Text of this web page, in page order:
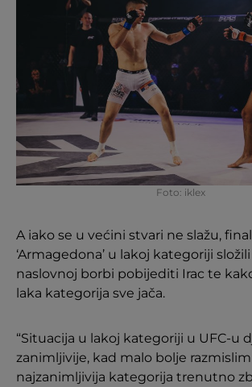
Foto: iklex
A iako se u većini stvari ne slažu,
‘Armagedona’ u lakoj kategoriji
naslovnoj borbi pobijediti Irac te
laka kategorija sve jača.
“Situacija u lakoj kategoriji u UFC-u
zanimljivije, kad malo bolje
najzanimljivija kategorija trenutno